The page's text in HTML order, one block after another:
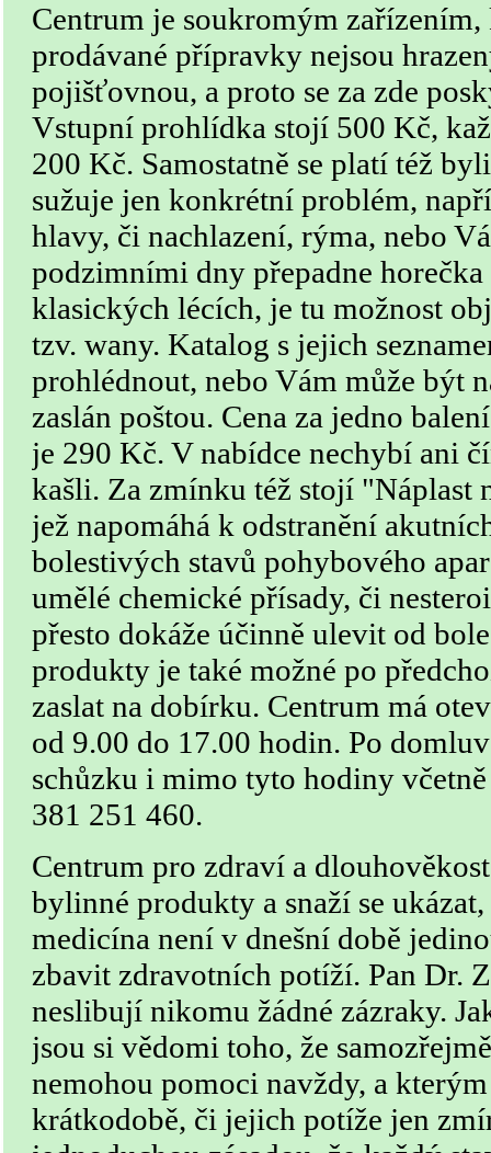
Centrum je soukromým
prodávané přípravky nejsou
pojišťovnou, a proto se za zde
Vstupní prohlídka stojí 500 Kč,
200 Kč. Samostatně se platí též
sužuje jen konkrétní problém,
hlavy, či nachlazení, rýma, nebo
podzimními dny přepadne horečka
klasických lécích, je tu možnost
tzv. wany. Katalog s jejich
prohlédnout, nebo Vám může být
zaslán poštou. Cena za jedno
je 290 Kč. V nabídce nechybí ani
kašli. Za zmínku též stojí "Náplast
jež napomáhá k odstranění
bolestivých stavů pohybového
umělé chemické přísady, či
přesto dokáže účinně ulevit od
produkty je také možné po
zaslat na dobírku. Centrum má
od 9.00 do 17.00 hodin. Po
schůzku i mimo tyto hodiny
381 251 460.
Centrum pro zdraví a
bylinné produkty a snaží se
medicína není v dnešní době
zbavit zdravotních potíží. Pan Dr.
neslibují nikomu žádné zázraky.
jsou si vědomi toho, že
nemohou pomoci navždy, a
krátkodobě, či jejich potíže jen